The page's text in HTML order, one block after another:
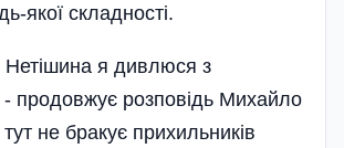
якої складності.
я дивлюся з
- продовжує розповідь Михайло
не бракує прихильників